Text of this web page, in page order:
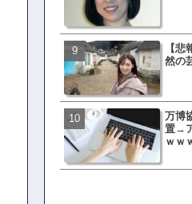
【
然の
万博
置→
ｗｗ